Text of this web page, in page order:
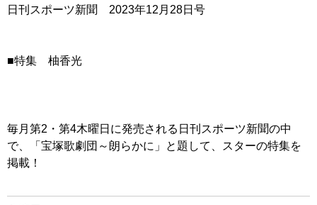
日刊スポーツ新聞 2023年12月28日号
■特集 柚香光
毎月第2・第4木曜日に発売される日刊スポーツ新聞の中
で、「宝塚歌劇団～朗らかに」と題して、スターの特集を
掲載！